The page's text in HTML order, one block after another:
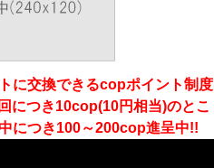
に交換できるcopポイント制度
につき10cop(10円相当)のとこ
につき100～200cop進呈中!!